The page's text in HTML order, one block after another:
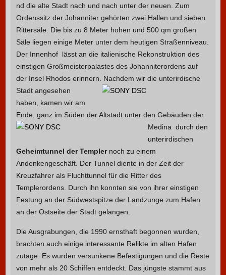
nd die alte Stadt nach und nach unter der neuen. Zum
Ordenssitz der Johanniter gehörten zwei Hallen und sieben
Rittersäle. Die bis zu 8 Meter hohen und 500 qm großen
Säle liegen einige Meter unter dem heutigen Straßenniveau.
Der Innenhof lässt an die italienische Rekonstruktion des
einstigen Großmeisterpalastes des Johanniterordens auf
der Insel Rhodos erinnern. Nachdem wir die unterirdische
Stadt angesehen
haben, kamen wir am
Ende, ganz im Süden der Altstadt unter den Gebäuden der
Medina durch den
unterirdischen
Geheimtunnel der Templernoch zu einem
Andenkengeschäft. Der Tunnel diente in der Zeit der
Kreuzfahrer als Fluchttunnel für die Ritter des
Templerordens. Durch ihn konnten sie von ihrer einstigen
Festung an der Südwestspitze der Landzunge zum Hafen
an der Ostseite der Stadt gelangen.
Die Ausgrabungen, die 1990 ernsthaft begonnen wurden,
brachten auch einige interessante Relikte im alten Hafen
zutage. Es wurden versunkene Befestigungen und die Reste
von mehr als 20 Schiffen entdeckt. Das jüngste stammt aus